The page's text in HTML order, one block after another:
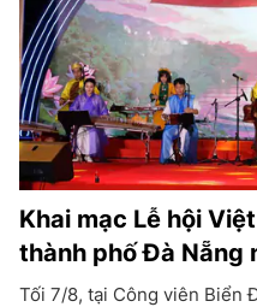
Khai mạc Lễ hội
thành phố Đà Nẵng
Tối 7/8, tại Công viên Biển